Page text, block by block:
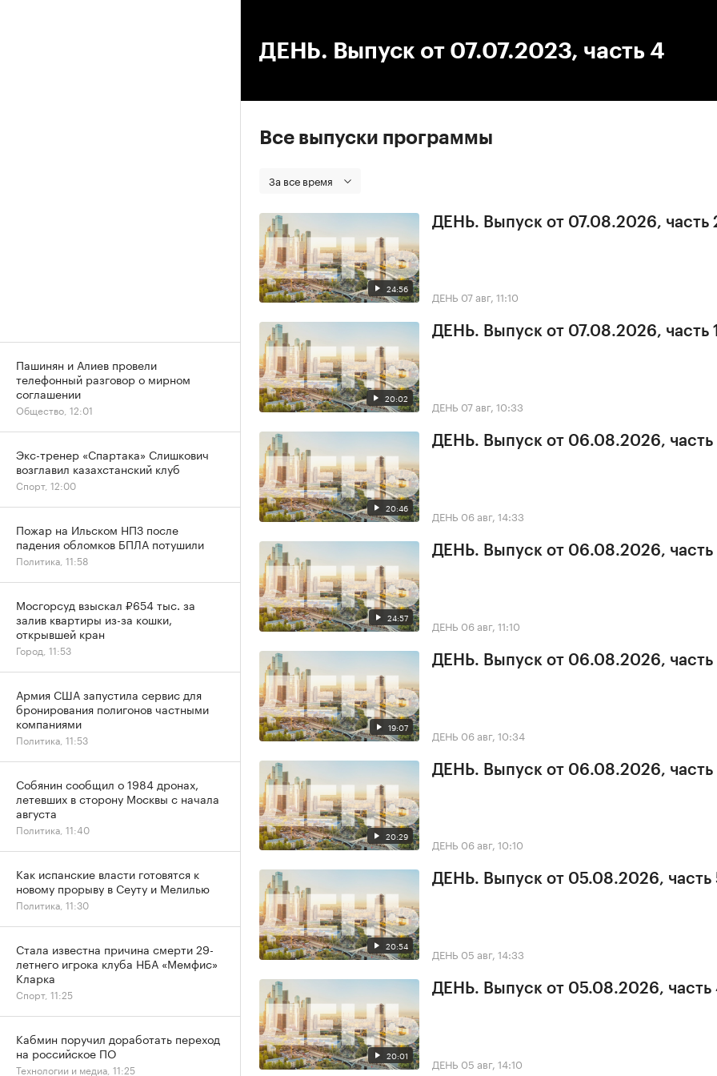
ДЕНЬ. Выпуск от 07.07.2023, часть 4
Все выпуски программы
За все время
24:56
ДЕНЬ. Выпуск от 07.08.2026, часть
ДЕНЬ 07 авг, 11:10
20:02
ДЕНЬ. Выпуск от 07.08.2026, часть 1
ДЕНЬ 07 авг, 10:33
20:46
ДЕНЬ. Выпуск от 06.08.2026, часть
ДЕНЬ 06 авг, 14:33
24:57
ДЕНЬ. Выпуск от 06.08.2026, часть
ДЕНЬ 06 авг, 11:10
19:07
ДЕНЬ. Выпуск от 06.08.2026, часть
ДЕНЬ 06 авг, 10:34
20:29
ДЕНЬ. Выпуск от 06.08.2026, часть
ДЕНЬ 06 авг, 10:10
20:54
ДЕНЬ. Выпуск от 05.08.2026, часть
ДЕНЬ 05 авг, 14:33
20:01
ДЕНЬ. Выпуск от 05.08.2026, часть
ДЕНЬ 05 авг, 14:10
Пашинян и Алиев провели
телефонный разговор о мирном
соглашении
Общество, 12:01
Экс-тренер «Спартака» Слишкович
возглавил казахстанский клуб
Спорт, 12:00
Пожар на Ильском НПЗ после
падения обломков БПЛА потушили
Политика, 11:58
Мосгорсуд взыскал ₽654 тыс. за
залив квартиры из-за кошки,
открывшей кран
Город, 11:53
Армия США запустила сервис для
бронирования полигонов частными
компаниями
Политика, 11:53
Собянин сообщил о 1984 дронах,
летевших в сторону Москвы с начала
августа
Политика, 11:40
Как испанские власти готовятся к
новому прорыву в Сеуту и Мелилью
Политика, 11:30
Стала известна причина смерти 29-
летнего игрока клуба НБА «Мемфис»
Кларка
Спорт, 11:25
Кабмин поручил доработать переход
на российское ПО
Технологии и медиа, 11:25